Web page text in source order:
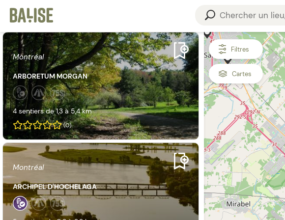
Filtres
Cartes
Montréal
ARBORETUM MORGAN
4 sentiersde1,3 à 5,4 km
(0)
Montréal
ARCHIPEL D'HOCHELAGA